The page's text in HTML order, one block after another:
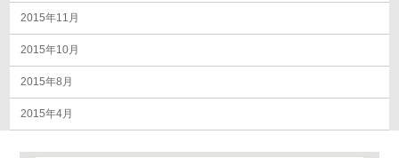
2015年11月
2015年10月
2015年8月
2015年4月